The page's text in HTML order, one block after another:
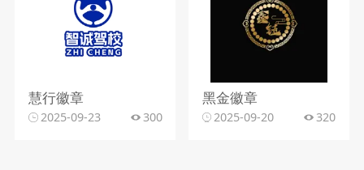
慧行徽章
2025-09-23 300
黑金徽章
2025-09-20 320